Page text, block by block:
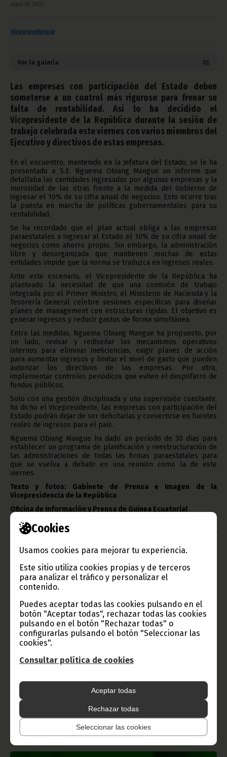
Cookies
Usamos cookies para mejorar tu experiencia.
Este sitio utiliza cookies propias y de terceros
para analizar el tráfico y personalizar el
contenido.
Puedes aceptar todas las cookies pulsando en el
botón "Aceptar todas", rechazar todas las cookies
pulsando en el botón "Rechazar todas" o
configurarlas pulsando el botón "Seleccionar las
cookies".
Consultar política de cookies
Aceptar todas
Rechazar todas
Seleccionar las cookies
mayo 30, 2026
Vicepresidencia
Ver la galería
Las empresas con participación del Estado deben
someterse a un control más riguroso para frenar su
falta de rentabilidad. Así lo ha decidido el
Vicepresidente de la República durante la sesión de
trabajo celebrada este viernes con varios miembros del
Ejecutivo y directivos de estas empresas.
En el encuentro, mantenido en la Jefatura del Estado, se le ha
presentado a S.E. Nguema Obiang Mangue un informe que
detallaba las cantidades ingresadas por algunas empresas y la
morosidad de las otras frente a la medida del Gobierno de
ingresar el 10% de su cifra anual de negocios. Esto ocurre tras
la puesta en marcha de políticas gubernamentales para su
rentabilidad.
Se ha recordado que el plan actual obliga a las empresas
paraestatales a ingresar al Estado el 10% de su cifra anual de
negocios como ahorro propio. Sin embargo, la administración
libre y desorganizada que mantienen muchas de estas
entidades impide que la norma se traduzca en ingresos reales.
Ante este escenario, el Vicepresidente de la República ha
planteado la necesidad de que una comisión de trabajo
integrada por el Primer Ministro, el Ministerio de Hacienda y la
Tesorería General celebre sesiones específicas para diseñar
planes de management con estructuras rígidas. El objetivo es
generar ingresos y reducir gastos de forma simultánea.
Entre las medidas, Nguema Obiang Mangue ha propuesto, por
un lado, revisar y rediseñar los mecanismos operativos
internos para eliminar ineficiencias, exigir planes de acción
para aumentar ingresos y limitar el nivel de gasto que pueden
autorizar los directivos de las empresas. Por otro,
implementar controles periódicos que eviten el despilfarro de
fondos públicos.
Solo con una gestión disciplinada y una supervisión constante,
ha dicho el Vicepresidente, las empresas con participación del
Estado podrán dejar de ser deficitarias y convertirse en fuentes
reales de ingresos para el país.
Nguema Obiang Mangue ha dado un período de 30 días para
establecer un programa de planificación y reestructuración de
las administraciones de todas las firmas paraestatales para
que se vuelva a debatir en una reunión como la de este
viernes.
Texto y fotos: Gabinete de Prensa e Imagen de la
Vicepresidencia de la República
Oficina de Información y Prensa de Guinea Ecuatorial
Aviso: La reproducción total o parcial de este artículo o de las
imágenes que lo acompañen debe hacerse, siempre y en todo
(Oficina de Información y Prensa de Guinea Ecuatorial).
Gobierno e Instituciones
Información de Guinea Ecuatorial
TVGE